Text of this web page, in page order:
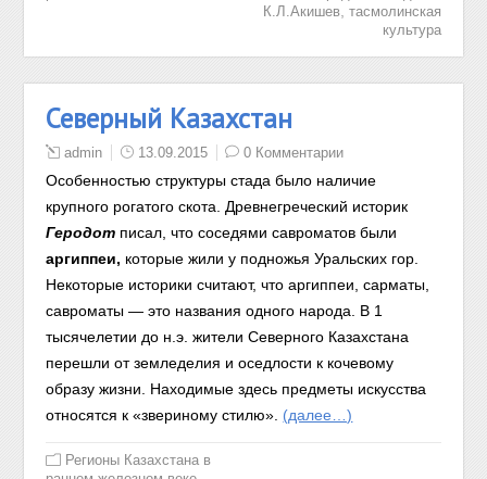
К.Л.Акишев, тасмолинская
культура
Северный Казахстан
admin 13.09.2015 0 Комментарии
Особенностью структуры стада было наличие
крупного рогатого скота. Древнегреческий историк
Геродот писал, что соседями савроматов были
аргиппеи, которые жили у подножья Уральских гор.
Некоторые историки считают, что аргиппеи, сарматы,
савроматы — это названия одного народа. В 1
тысячелетии до н.э. жители Северного Казахстана
перешли от земледелия и оседлости к кочевому
образу жизни. Находимые здесь предметы искусства
относятся к «звериному стилю». (далее…)
Регионы Казахстана в